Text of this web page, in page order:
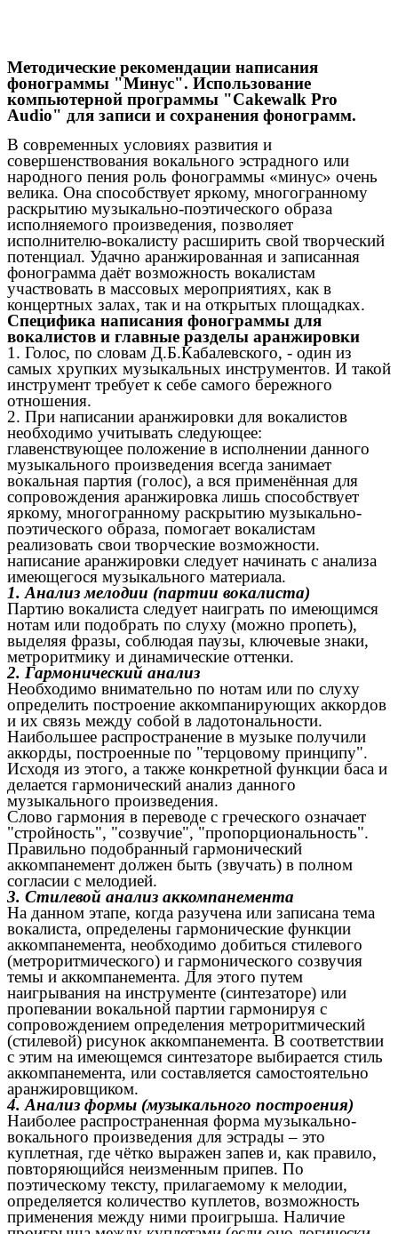
Методические рекомендации написания
фонограммы "Минус". Использование
компьютерной программы "Cakewalk Pro
Audio" для записи и сохранения фонограмм.
В современных условиях развития и
совершенствования вокального эстрадного или
народного пения роль фонограммы «минус» очень
велика. Она способствует яркому, многогранному
раскрытию музыкально-поэтического образа
исполняемого произведения, позволяет
исполнителю-вокалисту расширить свой творческий
потенциал. Удачно аранжированная и записанная
фонограмма даёт возможность вокалистам
участвовать в массовых мероприятиях, как в
концертных залах, так и на открытых площадках.
Специфика написания фонограммы для
вокалистов и главные разделы аранжировки
1. Голос, по словам Д.Б.Кабалевского, - один из
самых хрупких музыкальных инструментов. И такой
инструмент требует к себе самого бережного
отношения.
2. При написании аранжировки для вокалистов
необходимо учитывать следующее:
главенствующее положение в исполнении данного
музыкального произведения всегда занимает
вокальная партия (голос), а вся применённая для
сопровождения аранжировка лишь способствует
яркому, многогранному раскрытию музыкально-
поэтического образа, помогает вокалистам
реализовать свои творческие возможности.
написание аранжировки следует начинать с анализа
имеющегося музыкального материала.
1. Анализ мелодии (партии вокалиста)
Партию вокалиста следует наиграть по имеющимся
нотам или подобрать по слуху (можно пропеть),
выделяя фразы, соблюдая паузы, ключевые знаки,
метроритмику и динамические оттенки.
2. Гармонический анализ
Необходимо внимательно по нотам или по слуху
определить построение аккомпанирующих аккордов
и их связь между собой в ладотональности.
Наибольшее распространение в музыке получили
аккорды, построенные по "терцовому принципу".
Исходя из этого, а также конкретной функции баса и
делается гармонический анализ данного
музыкального произведения.
Слово гармония в переводе с греческого означает
"стройность", "созвучие", "пропорциональность".
Правильно подобранный гармонический
аккомпанемент должен быть (звучать) в полном
согласии с мелодией.
3. Стилевой анализ аккомпанемента
На данном этапе, когда разучена или записана тема
вокалиста, определены гармонические функции
аккомпанемента, необходимо добиться стилевого
(метроритмического) и гармонического созвучия
темы и аккомпанемента. Для этого путем
наигрывания на инструменте (синтезаторе) или
пропевании вокальной партии гармонируя с
сопровождением определения метроритмический
(стилевой) рисунок аккомпанемента. В соответствии
с этим на имеющемся синтезаторе выбирается стиль
аккомпанемента, или составляется самостоятельно
аранжировщиком.
4. Анализ формы (музыкального построения)
Наиболее распространенная форма музыкально-
вокального произведения для эстрады – это
куплетная, где чётко выражен запев и, как правило,
повторяющийся неизменным припев. По
поэтическому тексту, прилагаемому к мелодии,
определяется количество куплетов, возможность
применения между ними проигрыша. Наличие